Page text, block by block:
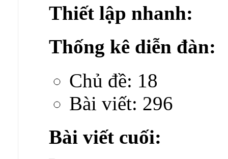
Thiết lập nhanh:
Thống kê diễn đàn:
Chủ đề: 18
Bài viết: 296
Bài viết cuối: